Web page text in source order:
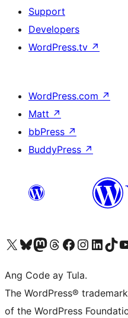
Support
Developers
WordPress.tv ↗
WordPress.com ↗
Matt ↗
bbPress ↗
BuddyPress ↗
Visit our X (formerly Twitter) account
Bisitahin ang aming Bluesky account
Visit our Mastodon account
Bisitahin ang aming Threads account
Visit our Facebook page
Visit our Instagram
Visit ourBisitahin ang
Ang Code ay Tula.
The WordPress®
of the WordPress